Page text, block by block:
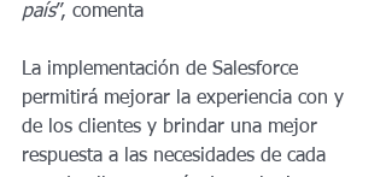
país”, comenta
La implementación de Salesforce
permitirá mejorar la experiencia con y
de los clientes y brindar una mejor
respuesta a las necesidades de cada